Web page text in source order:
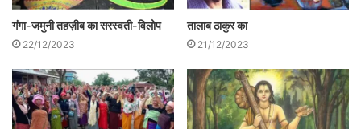
गंगा-जमुनी तहज़ीब का सरस्वती-विलोप
22/12/2023
तालाब ठाकुर का
21/12/2023